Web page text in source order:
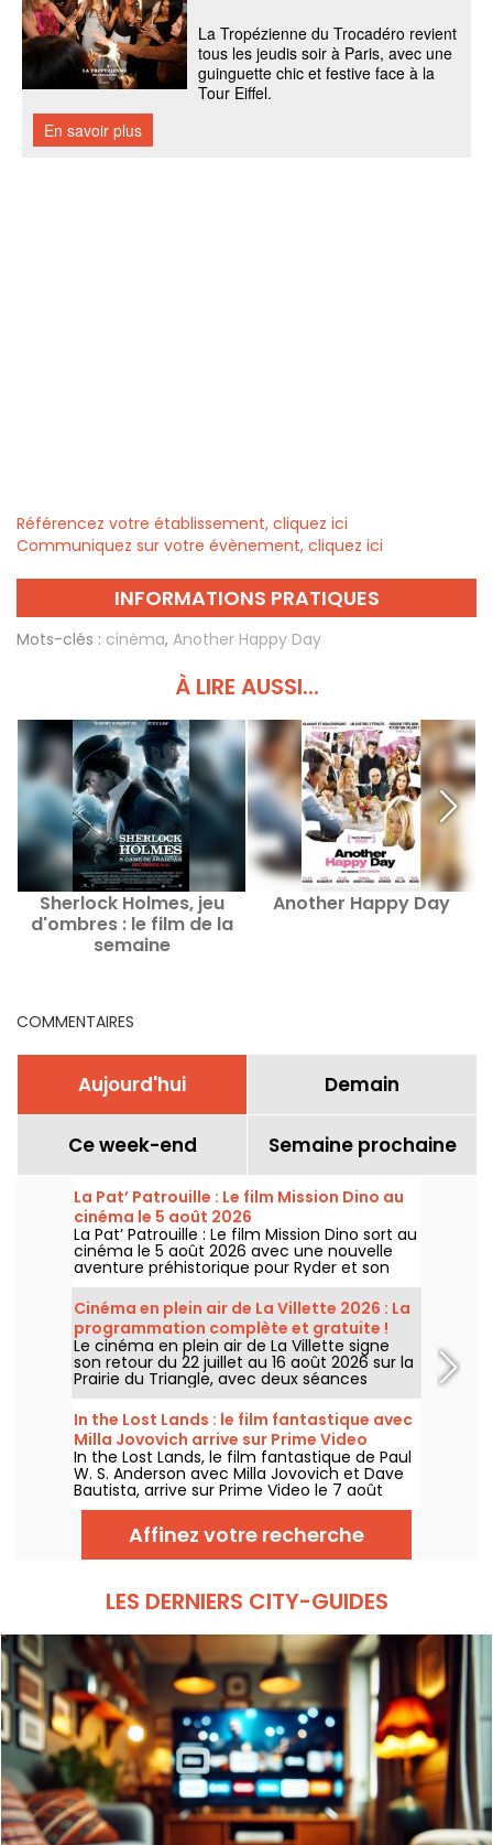
Référencez votre établissement, cliquez ici
Communiquez sur votre évènement, cliquez ici
INFORMATIONS PRATIQUES
Mots-clés : cinéma, Another Happy Day
À LIRE AUSSI...
Sherlock Holmes, jeu
d'ombres : le film de la
semaine
Another Happy Day
COMMENTAIRES
Aujourd'hui Demain
Ce week-end Semaine prochaine
La Pat’ Patrouille : Le film Mission Dino au
cinéma le 5 août 2026
La Pat’ Patrouille : Le film Mission Dino sort au
cinéma le 5 août 2026 avec une nouvelle
aventure préhistorique pour Ryder et son
équipe.
Cinéma en plein air de La Villette 2026 : La
programmation complète et gratuite !
Le cinéma en plein air de La Villette signe
son retour du 22 juillet au 16 août 2026 sur la
Prairie du Triangle, avec deux séances
gratuites par jour, à 18h et 21h. Pour cette
35e édition, le festival met à l’honneur le
thème “L’appel de la forêt”. Découvrez la
programmation complète et gratuite !
In the Lost Lands : le film fantastique avec
Milla Jovovich arrive sur Prime Video
In the Lost Lands, le film fantastique de Paul
W. S. Anderson avec Milla Jovovich et Dave
Bautista, arrive sur Prime Video le 7 août
2026.
Affinez votre recherche
LES DERNIERS CITY-GUIDES